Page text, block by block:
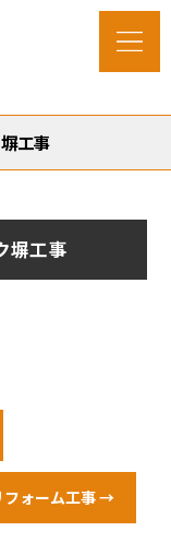
工事
塀工事
ォーム工事→